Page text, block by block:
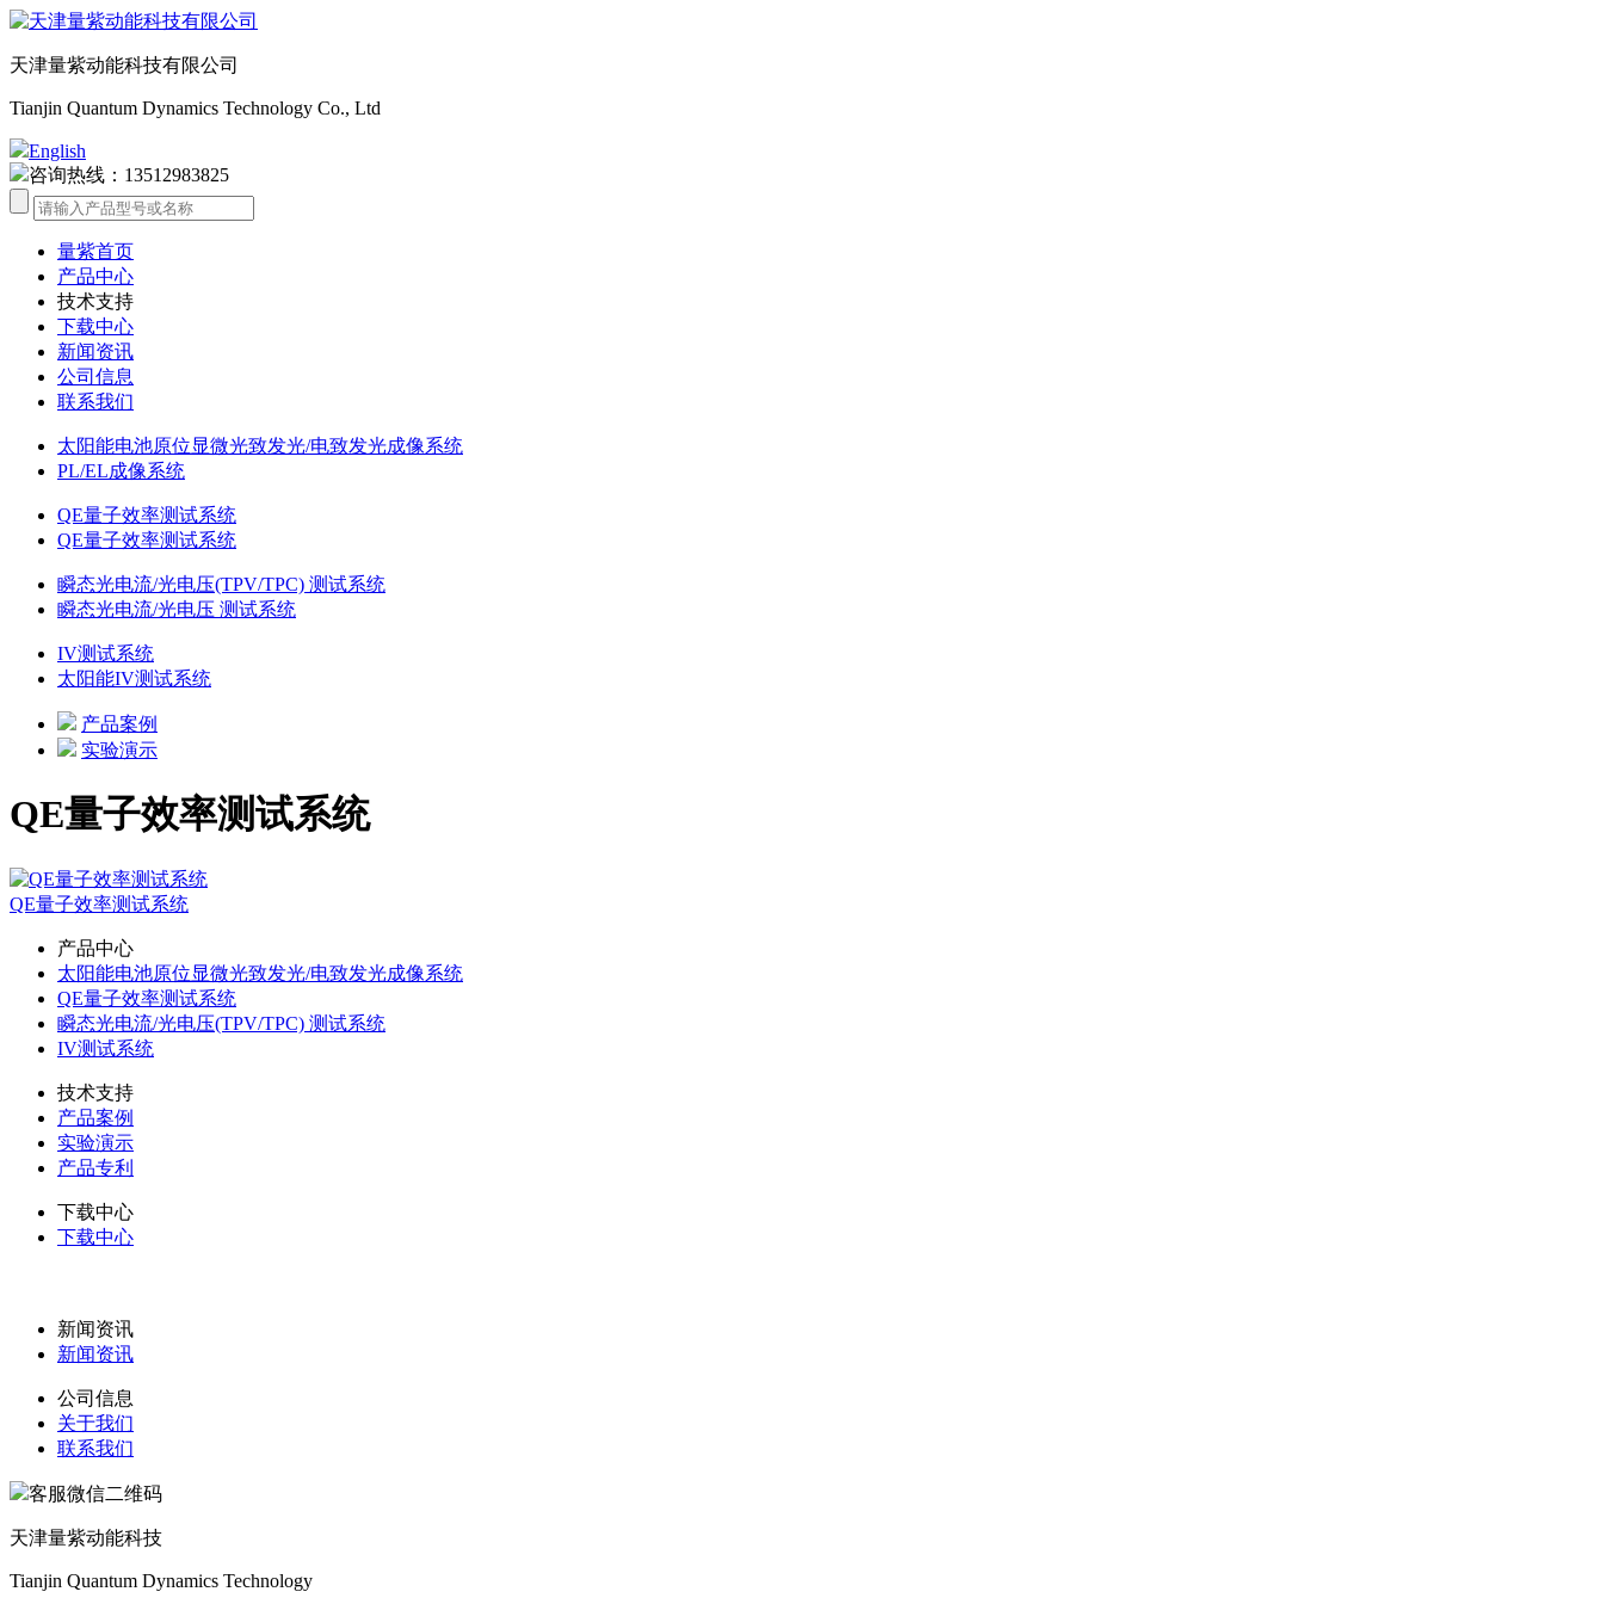
天津量紫动能科技有限公司
Tianjin Quantum Dynamics Technology Co., Ltd
English
咨询热线：13512983825
量紫首页
产品中心
技术支持
下载中心
新闻资讯
公司信息
联系我们
太阳能电池原位显微光致发光/电致发光成像系统
PL/EL成像系统
QE量子效率测试系统
QE量子效率测试系统
瞬态光电流/光电压(TPV/TPC) 测试系统
瞬态光电流/光电压 测试系统
IV测试系统
太阳能IV测试系统
产品案例
实验演示
QE量子效率测试系统
QE量子效率测试系统
产品中心
太阳能电池原位显微光致发光/电致发光成像系统
QE量子效率测试系统
瞬态光电流/光电压(TPV/TPC) 测试系统
IV测试系统
技术支持
产品案例
实验演示
产品专利
下载中心
下载中心
新闻资讯
新闻资讯
公司信息
关于我们
联系我们
客服微信二维码
天津量紫动能科技
Tianjin Quantum Dynamics Technology